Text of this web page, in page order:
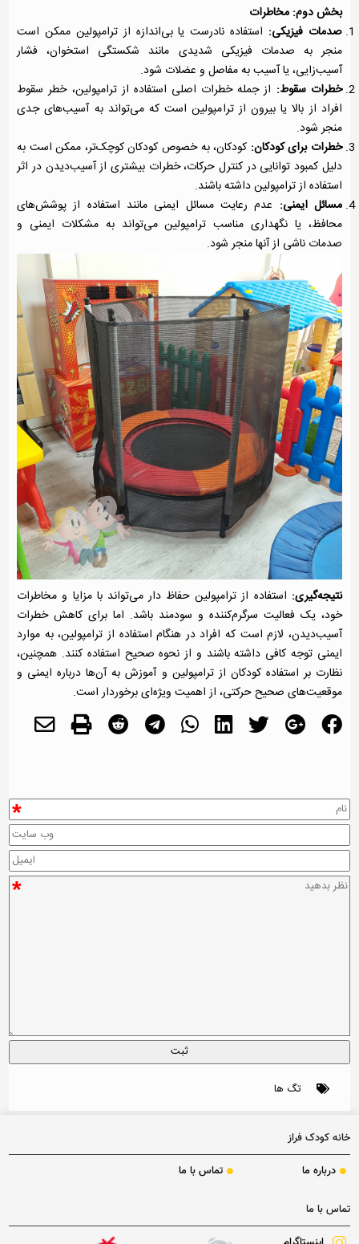
بخش دوم: مخاطرات
صدمات فیزیکی: استفاده نادرست یا بی‌اندازه از ترامپولین ممکن است
منجر به صدمات فیزیکی شدیدی مانند شکستگی استخوان، فشار
آسیب‌زایی، یا آسیب به مفاصل و عضلات شود.
خطرات سقوط: از جمله خطرات اصلی استفاده از ترامپولین، خطر سقوط
افراد از بالا یا بیرون از ترامپولین است که می‌تواند به آسیب‌های جدی
منجر شود.
خطرات برای کودکان: کودکان، به خصوص کودکان کوچک‌تر، ممکن است به
دلیل کمبود توانایی در کنترل حرکات، خطرات بیشتری از آسیب‌دیدن در اثر
استفاده از ترامپولین داشته باشند.
مسائل ایمنی: عدم رعایت مسائل ایمنی مانند استفاده از پوشش‌های
محافظ، یا نگهداری مناسب ترامپولین می‌تواند به مشکلات ایمنی و
صدمات ناشی از آنها منجر شود.
نتیجه‌گیری: استفاده از ترامپولین حفاظ دار می‌تواند با مزایا و مخاطرات
خود، یک فعالیت سرگرم‌کننده و سودمند باشد. اما برای کاهش خطرات
آسیب‌دیدن، لازم است که افراد در هنگام استفاده از ترامپولین، به موارد
ایمنی توجه کافی داشته باشند و از نحوه صحیح استفاده کنند. همچنین،
نظارت بر استفاده کودکان از ترامپولین و آموزش به آن‌ها درباره ایمنی و
موقعیت‌های صحیح حرکتی، از اهمیت ویژه‌ای برخوردار است.
*
*
تگ ها
خانه کودک فراز
درباره ما تماس با ما
تماس با ما